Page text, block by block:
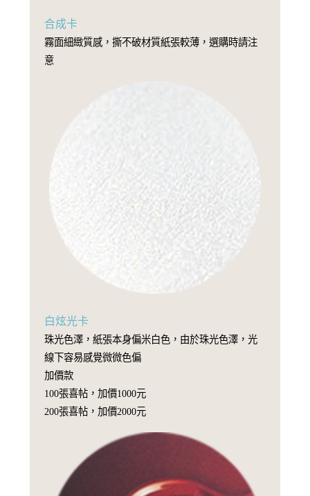
合成卡
霧面細緻質感，撕不破材質紙張較薄，選購時請注
意
白炫光卡
珠光色澤，紙張本身偏米白色，由於珠光色澤，光
線下容易感覺微微色偏
加價款
100張喜帖，加價1000元
200張喜帖，加價2000元